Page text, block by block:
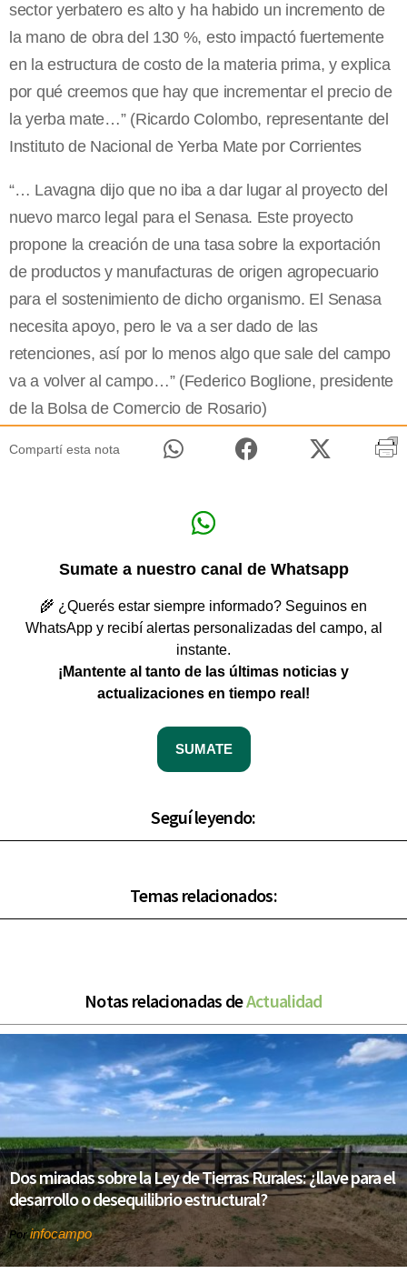
sector yerbatero es alto y ha habido un incremento de
la mano de obra del 130 %, esto impactó fuertemente
en la estructura de costo de la materia prima, y explica
por qué creemos que hay que incrementar el precio de
la yerba mate…” (Ricardo Colombo, representante del
Instituto de Nacional de Yerba Mate por Corrientes
“… Lavagna dijo que no iba a dar lugar al proyecto del
nuevo marco legal para el Senasa. Este proyecto
propone la creación de una tasa sobre la exportación
de productos y manufacturas de origen agropecuario
para el sostenimiento de dicho organismo. El Senasa
necesita apoyo, pero le va a ser dado de las
retenciones, así por lo menos algo que sale del campo
va a volver al campo…” (Federico Boglione, presidente
de la Bolsa de Comercio de Rosario)
Compartí esta nota
Sumate a nuestro canal de Whatsapp
🌾 ¿Querés estar siempre informado? Seguinos en
WhatsApp y recibí alertas personalizadas del campo, al
instante.
¡Mantente al tanto de las últimas noticias y
actualizaciones en tiempo real!
SUMATE
Seguí leyendo:
Temas relacionados:
Notas relacionadas deActualidad
Dos miradas sobre la Ley de Tierras Rurales: ¿llave para el
desarrollo o desequilibrio estructural?
Porinfocampo